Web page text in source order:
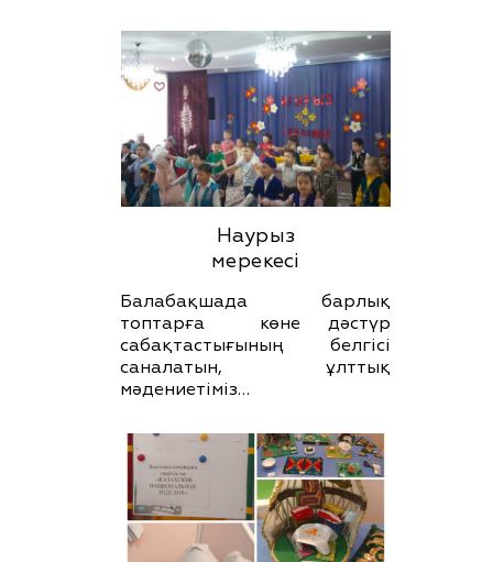
Наурыз
мерекесі
Балабақшада барлық
топтарға көне дәстүр
сабақтастығының белгісі
саналатын, ұлттық
мәдениетіміз…